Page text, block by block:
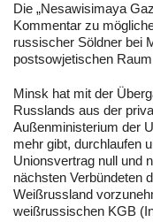
Die „Nesawisimaya
Kommentar zu
russischer Söldner bei
postsowjetischen
Minsk hat mit der
Russlands aus der
Außenministerium der
mehr gibt, durchlaufen
Unionsvertrag null und
nächsten Verbündeten
Weißrussland
weißrussischen KGB